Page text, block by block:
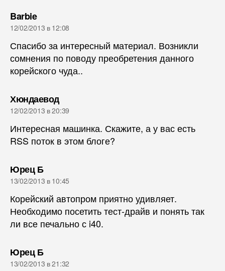
Barbieпишет:
12/02/2013 в 12:08
Спасибо за интересный материал. Возникли
сомнения по поводу преобретения данного
корейского чуда..
Хюндаеводпишет:
12/02/2013 в 20:39
Интересная машинка. Скажите, а у вас есть
RSS поток в этом блоге?
Юрец Бпишет:
13/02/2013 в 10:45
Корейский автопром приятно удивляет.
Необходимо посетить тест-драйв и понять так
ли все печально с i40.
Юрец Бпишет:
13/02/2013 в 21:32